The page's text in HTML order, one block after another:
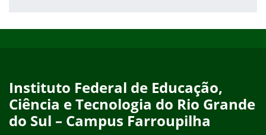
Instituto Federal de Educação,
Ciência e Tecnologia do Rio Grande
do Sul – Campus Farroupilha